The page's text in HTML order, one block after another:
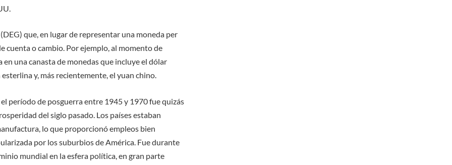
que, en lugar de representar una moneda per
cuenta o cambio. Por ejemplo, al momento de
en una canasta de monedas que incluye el dólar
y, más recientemente, el yuan chino.
período de posguerra entre 1945 y 1970 fue quizás
del siglo pasado. Los países estaban
lo que proporcionó empleos bien
por los suburbios de América. Fue durante
mundial en la esfera política, en gran parte